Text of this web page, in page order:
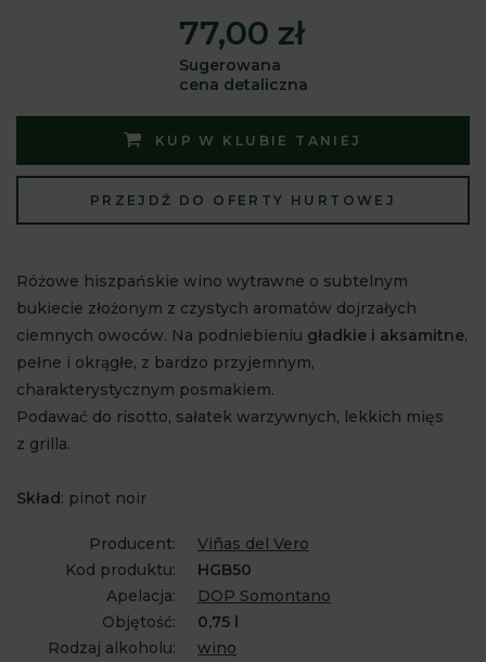
77,00 zł
Sugerowana
cena detaliczna
KUP W KLUBIE TANIEJ
PRZEJDŹ DO OFERTY HURTOWEJ
Różowe hiszpańskie wino wytrawne o subtelnym
bukiecie złożonym z czystych aromatów dojrzałych
ciemnych owoców. Na podniebieniu gładkie i aksamitne,
pełne i okrągłe, z bardzo przyjemnym,
charakterystycznym posmakiem.
Podawać do risotto, sałatek warzywnych, lekkich mięs
z grilla.
Skład: pinot noir
Producent:
Viñas del Vero
Kod produktu:
HGB50
Apelacja:
DOP Somontano
Objętość:
0,75 l
Rodzaj alkoholu:
wino